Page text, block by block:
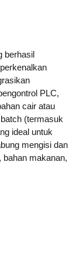
berhasil
PLC,
cair atau
(termasuk
ideal untuk
mengisi dan
makanan,